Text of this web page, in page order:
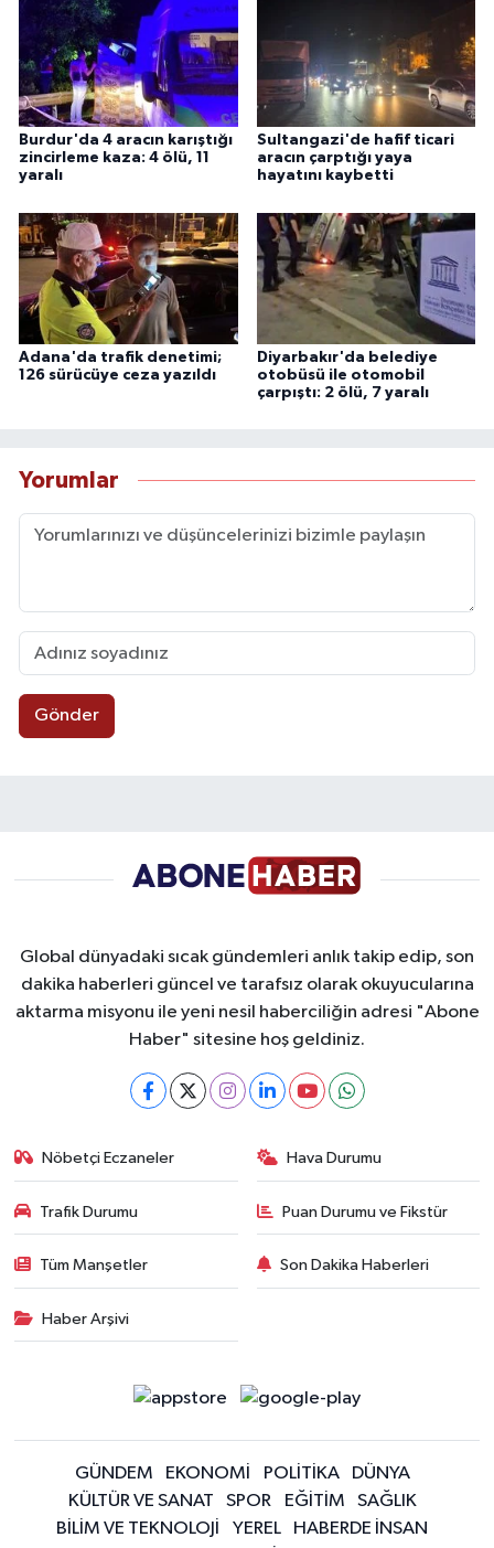
Burdur'da 4 aracın karıştığı
zincirleme kaza: 4 ölü, 11
yaralı
Sultangazi'de hafif ticari
aracın çarptığı yaya
hayatını kaybetti
Adana'da trafik denetimi;
126 sürücüye ceza yazıldı
Diyarbakır'da belediye
otobüsü ile otomobil
çarpıştı: 2 ölü, 7 yaralı
Yorumlar
Gönder
Global dünyadaki sıcak gündemleri anlık takip edip, son
dakika haberleri güncel ve tarafsız olarak okuyucularına
aktarma misyonu ile yeni nesil haberciliğin adresi "Abone
Haber" sitesine hoş geldiniz.
Nöbetçi Eczaneler Hava Durumu
Trafik Durumu Puan Durumu ve Fikstür
Tüm Manşetler Son Dakika Haberleri
Haber Arşivi
GÜNDEM EKONOMİ POLİTİKA
DÜNYA
KÜLTÜR VE SANAT
SPOR EĞİTİM
SAĞLIK
BİLİM VE TEKNOLOJİ
YEREL
HABERDE İNSAN